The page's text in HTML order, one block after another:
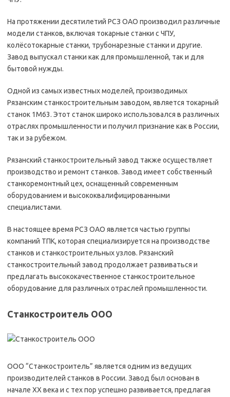
На протяжении десятилетий РСЗ ОАО производил различные
модели станков, включая токарные станки с ЧПУ,
колёсотокарные станки, трубонарезные станки и другие.
Завод выпускал станки как для промышленной, так и для
бытовой нужды.
Одной из самых известных моделей, производимых
Рязанским станкостроительным заводом, является токарный
станок 1М63. Этот станок широко использовался в различных
отраслях промышленности и получил признание как в России,
так и за рубежом.
Рязанский станкостроительный завод также осуществляет
производство и ремонт станков. Завод имеет собственный
станкоремонтный цех, оснащенный современным
оборудованием и высококвалифицированными
специалистами.
В настоящее время РСЗ ОАО является частью группы
компаний ТПК, которая специализируется на производстве
станков и станкостроительных узлов. Рязанский
станкостроительный завод продолжает развиваться и
предлагать высококачественное станкостроительное
оборудование для различных отраслей промышленности.
Станкостроитель ООО
ООО “Станкостроитель” является одним из ведущих
производителей станков в России. Завод был основан в
начале XX века и с тех пор успешно развивается, предлагая